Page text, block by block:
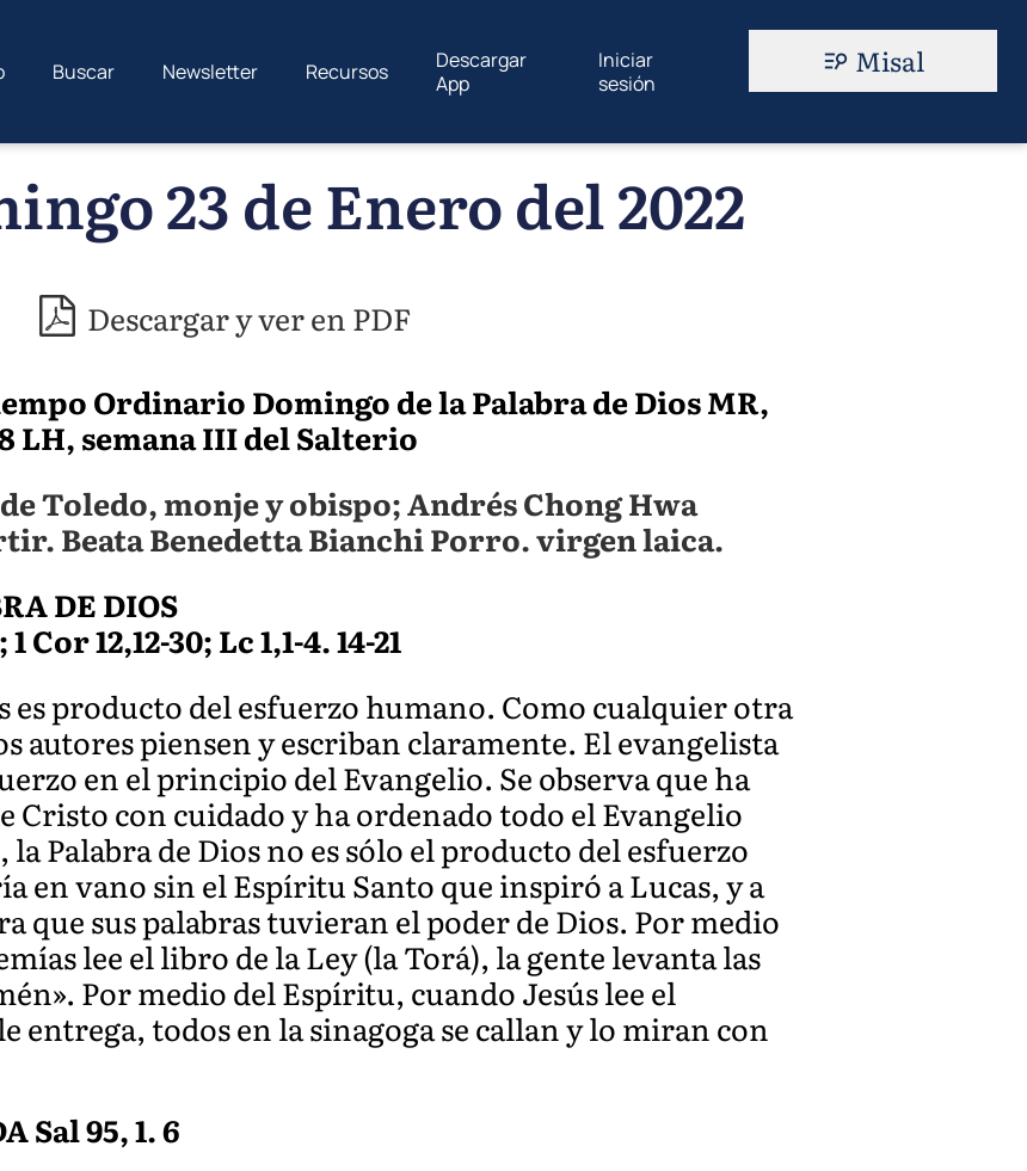
Buscar Newsletter Recursos
Descargar
App
Iniciar
sesión
Misal
23 de Enero del 2022
Descargar y ver en PDF
Ordinario Domingo de la Palabra de Dios MR,
LH, semana III del Salterio
Toledo, monje y obispo; Andrés Chong Hwa
Beata Benedetta Bianchi Porro. virgen laica.
DE DIOS
Cor 12,12-30; Lc 1,1-4. 14-21
es producto del esfuerzo humano. Como cualquier otra
autores piensen y escriban claramente. El evangelista
en el principio del Evangelio. Se observa que ha
Cristo con cuidado y ha ordenado todo el Evangelio
Palabra de Dios no es sólo el producto del esfuerzo
en vano sin el Espíritu Santo que inspiró a Lucas, y a
que sus palabras tuvieran el poder de Dios. Por medio
lee el libro de la Ley (la Torá), la gente levanta las
Por medio del Espíritu, cuando Jesús lee el
entrega, todos en la sinagoga se callan y lo miran con
Sal 95, 1. 6